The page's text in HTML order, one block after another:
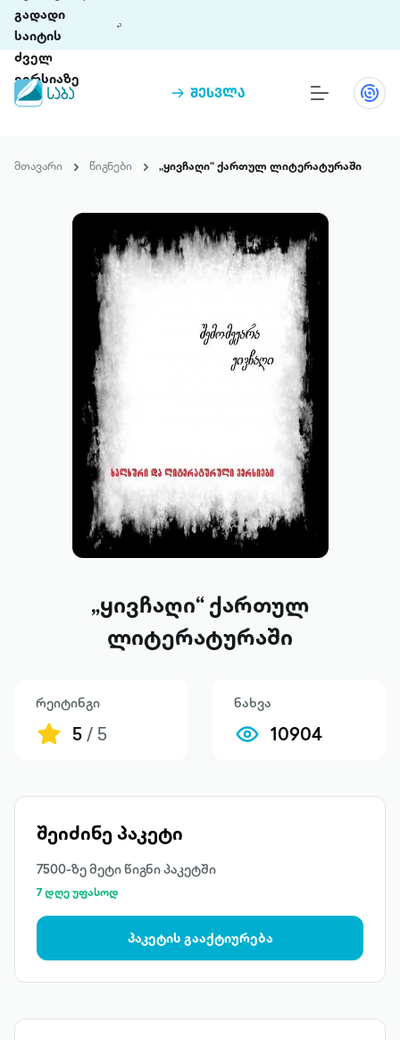
გადადი
საიტის
ძველ
ვერსიაზე
შესვლა
თინეთი 9 ციფრულ პლატფორმასა და 5
ჩვენ შესახებ
პაკეტები
მთავარი წიგნები „ყივჩაღი“ ქართულ ლიტერატურაში
„ყივჩაღი“ ქართულ
ლიტერატურაში
რეიტინგი
5/ 5
ნახვა
10904
შეიძინე პაკეტი
7500-ზე მეტი წიგნი პაკეტში
7 დღე უფასოდ
პაკეტის გააქტიურება